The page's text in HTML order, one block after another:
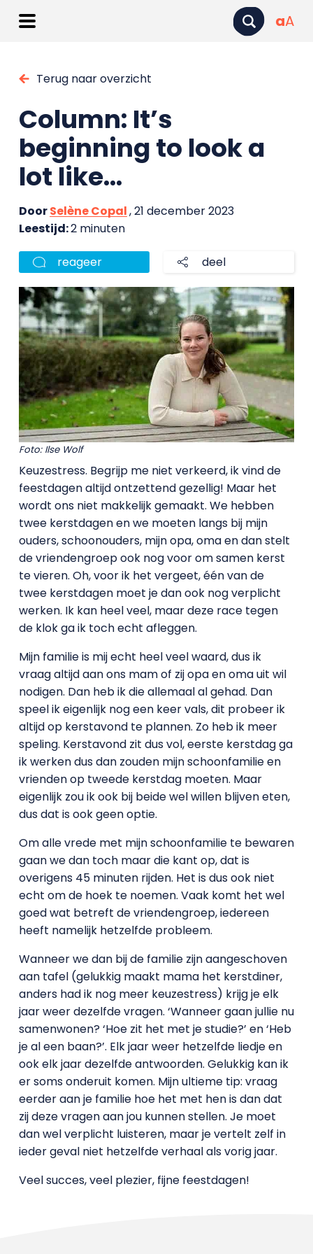
aA
Terug naar overzicht
Column: It’s
beginning to look a
lot like…
DoorSelène Copal, 21 december 2023
Leestijd:2 minuten
reageer deel
Foto: Ilse Wolf
Keuzestress. Begrijp me niet verkeerd, ik vind de
feestdagen altijd ontzettend gezellig! Maar het
wordt ons niet makkelijk gemaakt. We hebben
twee kerstdagen en we moeten langs bij mijn
ouders, schoonouders, mijn opa, oma en dan stelt
de vriendengroep ook nog voor om samen kerst
te vieren. Oh, voor ik het vergeet, één van de
twee kerstdagen moet je dan ook nog verplicht
werken. Ik kan heel veel, maar deze race tegen
de klok ga ik toch echt afleggen.
Mijn familie is mij echt heel veel waard, dus ik
vraag altijd aan ons mam of zij opa en oma uit wil
nodigen. Dan heb ik die allemaal al gehad. Dan
speel ik eigenlijk nog een keer vals, dit probeer ik
altijd op kerstavond te plannen. Zo heb ik meer
speling. Kerstavond zit dus vol, eerste kerstdag ga
ik werken dus dan zouden mijn schoonfamilie en
vrienden op tweede kerstdag moeten. Maar
eigenlijk zou ik ook bij beide wel willen blijven eten,
dus dat is ook geen optie.
Om alle vrede met mijn schoonfamilie te bewaren
gaan we dan toch maar die kant op, dat is
overigens 45 minuten rijden. Het is dus ook niet
echt om de hoek te noemen. Vaak komt het wel
goed wat betreft de vriendengroep, iedereen
heeft namelijk hetzelfde probleem.
Wanneer we dan bij de familie zijn aangeschoven
aan tafel (gelukkig maakt mama het kerstdiner,
anders had ik nog meer keuzestress) krijg je elk
jaar weer dezelfde vragen. ‘Wanneer gaan jullie nu
samenwonen? ‘Hoe zit het met je studie?’ en ‘Heb
je al een baan?’. Elk jaar weer hetzelfde liedje en
ook elk jaar dezelfde antwoorden. Gelukkig kan ik
er soms onderuit komen. Mijn ultieme tip: vraag
eerder aan je familie hoe het met hen is dan dat
zij deze vragen aan jou kunnen stellen. Je moet
dan wel verplicht luisteren, maar je vertelt zelf in
ieder geval niet hetzelfde verhaal als vorig jaar.
Veel succes, veel plezier, fijne feestdagen!